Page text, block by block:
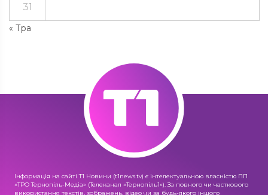
« Тра
31
Інформація на сайті Т1 Новини (t1news.tv) є інтелектуальною власністю ПП
«ТРО Тернопіль-Медіа» (Телеканал «Тернопіль1»). За повного чи часткового
використання текстів, зображень, відео чи за будь-якого іншого